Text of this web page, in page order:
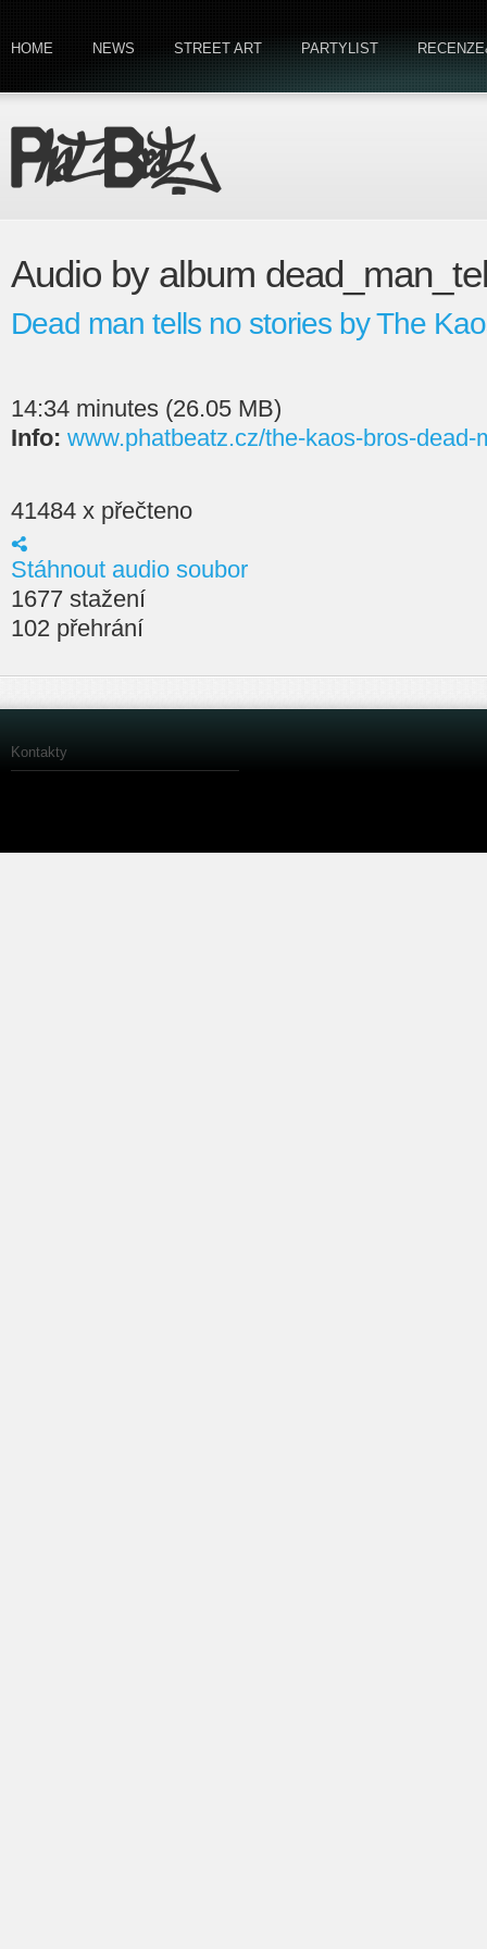
HOME NEWS STREET ART PARTYLIST
Audio by album
Dead man tells no stories by The
14:34 minutes (26.05 MB)
Info: www.phatbeatz.cz/the-kaos-bros-dead-
41484 x přečteno
Stáhnout audio soubor
1677 stažení
102 přehrání
Kontakty